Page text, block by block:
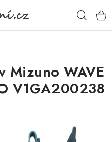
Mizuno WAVE
V1GA200238